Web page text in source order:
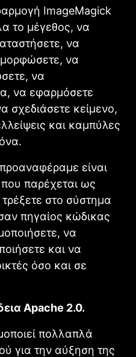
ImageMagick
το μέγεθος, να
να
να
να
να εφαρμόσετε
σχεδιάσετε κείμενο,
και καμπύλες
είναι
παρέχεται ως
στο σύστημα
πηγαίος κώδικας
να
και να
όσο και σε
Apache 2.0.
πολλαπλά
για την αύξηση της